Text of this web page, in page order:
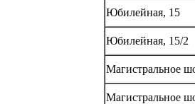
Юбилейная, 15
Юбилейная, 15/2
Магистральное
Магистральное